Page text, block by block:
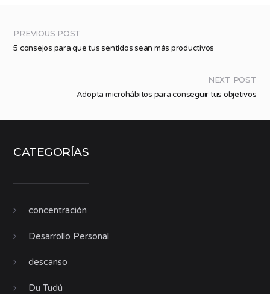
PREVIOUS POST
5 consejos para que tus sentidos sean más productivos
NEXT POST
Adopta microhábitos para conseguir tus objetivos
CATEGORÍAS
concentración
Desarrollo Personal
descanso
Du Tudú